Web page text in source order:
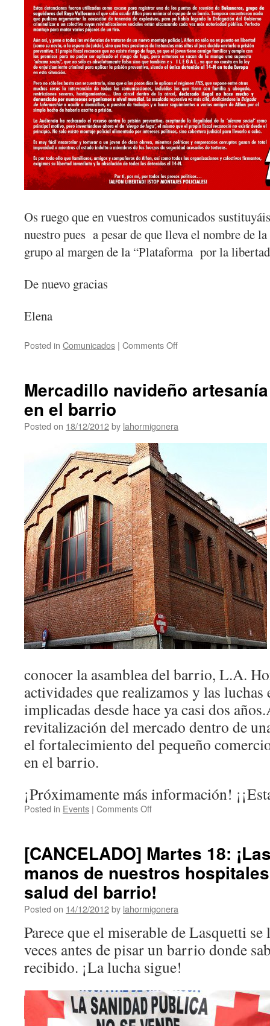
Os ruego que en vuestros comunicados
nuestro pues a pesar de que lleva el nombre de
grupo al margen de la “Plataforma por la
De nuevo gracias
Elena
Posted in Comunicados | Comments Off
Mercadillo navideño
en el barrio
Posted on 18/12/2012by lahormigonera
conocer la asamblea del barrio, L.A.
actividades que realizamos y las luchas
implicadas desde hace ya casi dos
revitalización del mercado dentro de
el fortalecimiento del pequeño
en el barrio.
¡Próximamente más información!
Posted in Events | Comments Off
[CANCELADO] Martes 18:
manos de nuestros
salud del barrio!
Posted on 14/12/2012by lahormigonera
Parece que el miserable de Lasquetti se
veces antes de pisar un barrio donde
recibido. ¡La lucha sigue!